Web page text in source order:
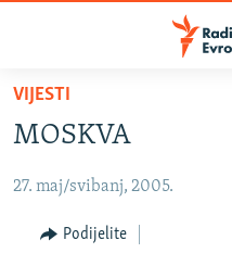
Pređite
glavni
Pređite
SRBIJA
KOSOVO
VIJESTI
MOSKVA
27. maj/svibanj, 2005.
Podijelite